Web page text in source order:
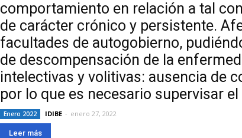
comportamiento en relación a tal
de carácter crónico y persistente.
facultades de autogobierno,
de descompensación de la
intelectivas y volitivas: ausencia de
por lo que es necesario supervisar
Enero 2022 IDIBE - enero 27, 2022
Leer más